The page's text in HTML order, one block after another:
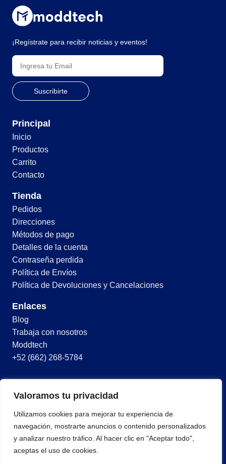
Valoramos tu privacidad
Utilizamos cookies para mejorar tu experiencia de
navegación, mostrarte anuncios o contenido personalizados
y analizar nuestro tráfico. Al hacer clic en "Aceptar todo",
aceptas el uso de cookies.
¡Regístrate para recibir noticias y eventos!
Principal
Inicio
Productos
Carrito
Contacto
Tienda
Pedidos
Direcciones
Métodos de pago
Detalles de la cuenta
Contraseña perdida
Política de Envíos
Política de Devoluciones y Cancelaciones
Enlaces
Blog
Trabaja con nosotros
Moddtech
+52 (662) 268-5784
© 2026 Todos los derechos reservados
Política de privacidad